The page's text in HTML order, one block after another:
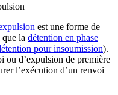
est une forme de
la détention en phase
pour insoumission).
ou d’expulsion de première
l’exécution d’un renvoi